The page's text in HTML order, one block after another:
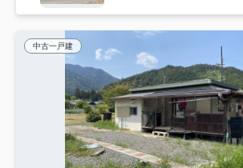
中古一戸建